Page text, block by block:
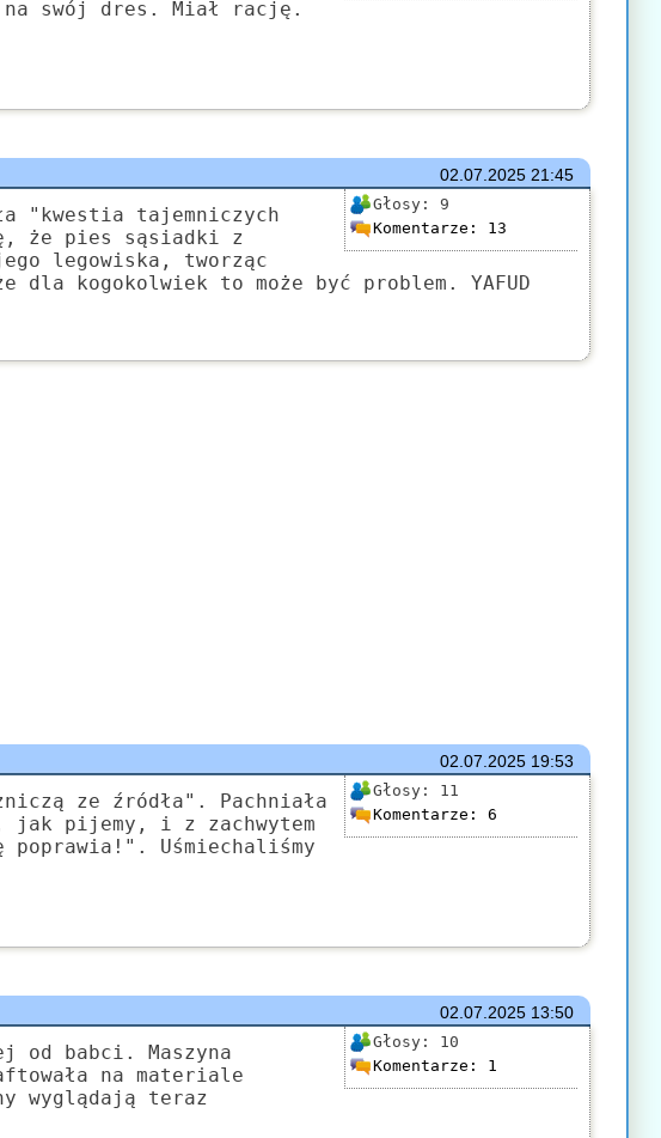
swój dres. Miał rację.
02.07.202521:45
Głosy: 9
Komentarze: 13
"kwestia tajemniczych
że pies sąsiadki z
legowiska, tworząc
kogokolwiek to może być problem. YAFUD
02.07.202519:53
Głosy: 11
Komentarze: 6
ze źródła". Pachniała
jak pijemy, i z zachwytem
poprawia!". Uśmiechaliśmy
02.07.202513:50
Głosy: 10
Komentarze: 1
od babci. Maszyna
na materiale
wyglądają teraz